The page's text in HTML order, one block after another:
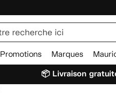
Promotions Marques
📦 Livraison